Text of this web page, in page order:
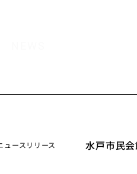
ュースリリース 水戸市民